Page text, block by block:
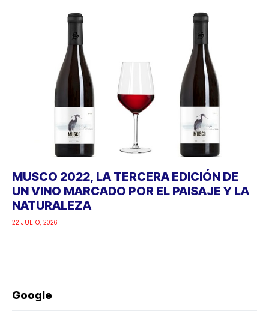
MUSCO 2022, LA TERCERA EDICIÓN DE
UN VINO MARCADO POR EL PAISAJE Y LA
NATURALEZA
22 JULIO, 2026
Google